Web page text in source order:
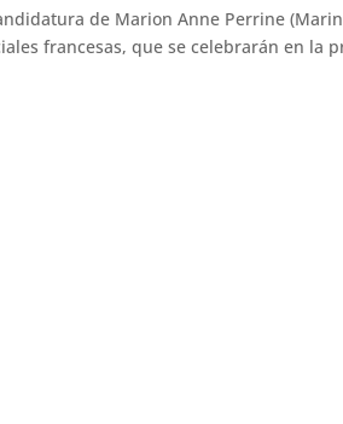
de Marion Anne Perrine
francesas, que se celebrarán en la